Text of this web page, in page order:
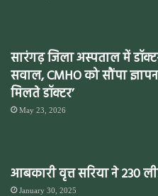
सारंगढ़ जिला अस्पताल में
सवाल, CMHO को सौंपा
मिलते डॉक्टर’
May 23, 2026
आबकारी वृत्त सरिया ने 230
January 30, 2025